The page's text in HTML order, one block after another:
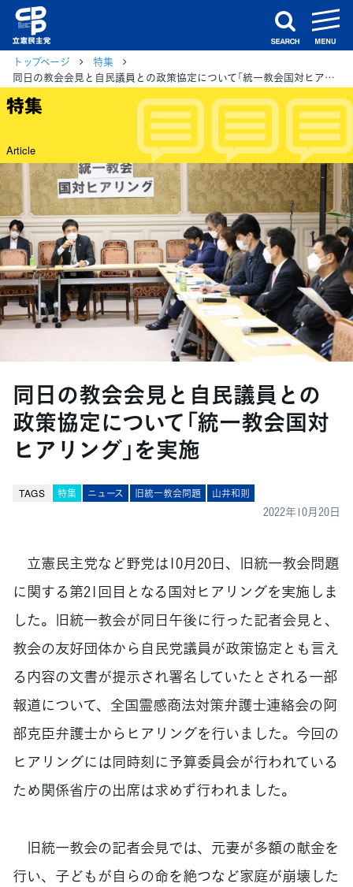
search
トップページ
特集
同日の教会会見と自民議員との政策協定について「統一教会国対ヒアリング」を実施
特集
Article
同日の教会会見と自民議員との
政策協定について「統一教会国対
ヒアリング」を実施
TAGS 特集 ニュース 旧統一教会問題 山井和則
2022年10月20日
立憲民主党など野党は10月20日、旧統一教会問題
に関する第21回目となる国対ヒアリングを実施しま
した。旧統一教会が同日午後に行った記者会見と、
教会の友好団体から自民党議員が政策協定とも言え
る内容の文書が提示され署名していたとされる一部
報道について、全国霊感商法対策弁護士連絡会の阿
部克臣弁護士からヒアリングを行いました。今回の
ヒアリングには同時刻に予算委員会が行われている
ため関係省庁の出席は求めず行われました。
旧統一教会の記者会見では、元妻が多額の献金を
行い、子どもが自らの命を絶つなど家庭が崩壊した